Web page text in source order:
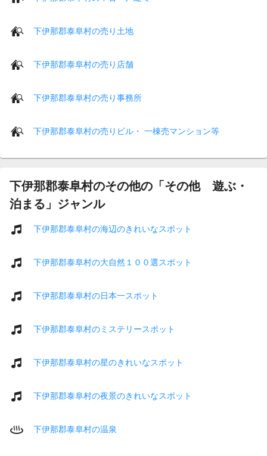
下伊那郡泰阜村の売り土地
下伊那郡泰阜村の売り店舗
下伊那郡泰阜村の売り事務所
下伊那郡泰阜村の売りビル・ 一棟売マンション等
下伊那郡泰阜村のその他の「その他 遊ぶ・
泊まる」ジャンル
下伊那郡泰阜村の海辺のきれいなスポット
下伊那郡泰阜村の大自然１００選スポット
下伊那郡泰阜村の日本一スポット
下伊那郡泰阜村のミステリースポット
下伊那郡泰阜村の星のきれいなスポット
下伊那郡泰阜村の夜景のきれいなスポット
下伊那郡泰阜村の温泉